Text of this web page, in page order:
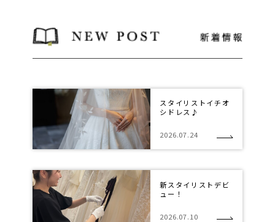
スタイリストイチオ
シドレス♪
2026.07.24
新スタイリストデビ
ュー！
2026.07.10